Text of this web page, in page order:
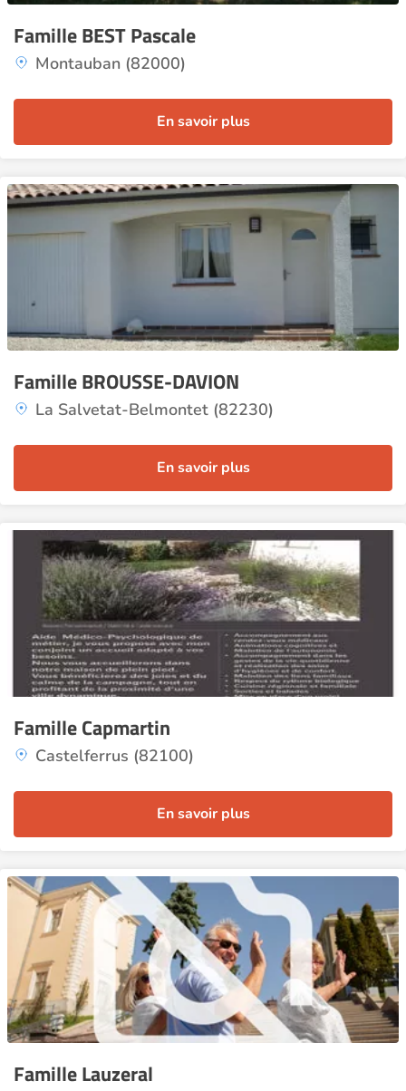
Famille BEST Pascale
Montauban (82000)
En savoir plus
Famille BROUSSE-DAVION
La Salvetat-Belmontet (82230)
En savoir plus
Famille Capmartin
Castelferrus (82100)
En savoir plus
Famille Lauzeral